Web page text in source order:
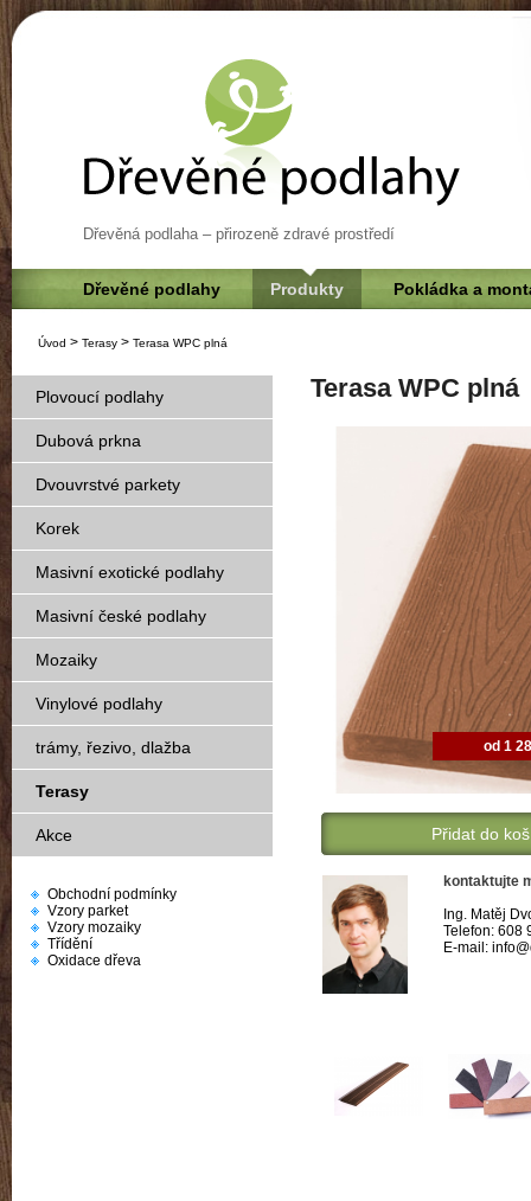
Dřevěná podlaha – přirozeně zdravé prostředí
Dřevěné podlahy Produkty Pokládka a
Úvod > Terasy > Terasa WPC plná
Plovoucí podlahy
Dubová prkna
Dvouvrstvé parkety
Korek
Masivní exotické podlahy
Masivní české podlahy
Mozaiky
Vinylové podlahy
trámy, řezivo, dlažba
Terasy
Akce
Obchodní podmínky
Vzory parket
Vzory mozaiky
Třídění
Oxidace dřeva
Terasa WPC plná
od 1
Přidat do
kontaktujte
Ing. Matěj
Telefon: 608
E-mail: